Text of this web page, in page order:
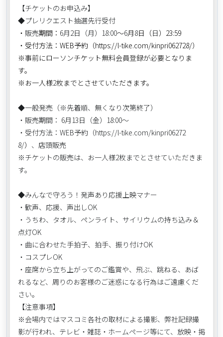
【チケットのお申込み】
◆プレリクエスト抽選先行受付
・ 販売期間： 6月2日（月）18:00～6月8日（日）23:59
・受付方法：WEB予約（https://l-tike.com/kinpri062728/）
※事前にローソンチケット無料会員登録が必要となりま
す。
※お一人様2枚までとさせていただきます。
◆一般発売（※先着順、無くなり次第終了）
・販売期間： 6月13日（金）18:00～
・受付方法：WEB予約（https://l-tike.com/kinpri06272
8/） 、店頭販売
※チケットの販売は、お一人様2枚までとさせていただきま
す。
◆みんなで守ろう！発声あり応援上映マナー
・歓声、応援、声出しOK
・うちわ、タオル、ペンライト、サイリウムの持ち込み＆
点灯OK
・曲に合わせた手拍子、拍手、振り付けOK
・コスプレOK
・座席から立ち上がってのご鑑賞や、飛ぶ、跳ねる、あば
れるなど、周りのお客様のご迷惑になる行為はご遠慮くだ
さい。
【注意事項】
※会場内ではマスコミ各社の取材による撮影、弊社記録撮
影が行われ、テレビ・雑誌・ホームページ等にて、放映・掲